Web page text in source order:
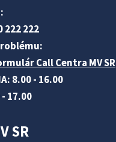
222 222
Call Centra MV SR
8.00 - 16.00
- 17.00
SR